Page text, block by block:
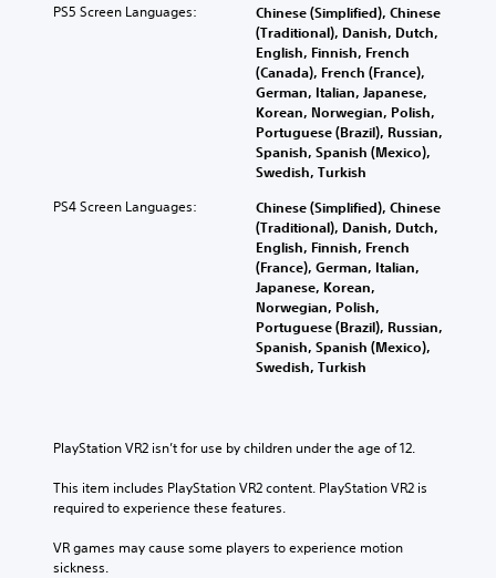
PS5 Screen Languages:
Chinese (Simplified), Chinese
(Traditional), Danish, Dutch,
English, Finnish, French
(Canada), French (France),
German, Italian, Japanese,
Korean, Norwegian, Polish,
Portuguese (Brazil), Russian,
Spanish, Spanish (Mexico),
Swedish, Turkish
PS4 Screen Languages:
Chinese (Simplified), Chinese
(Traditional), Danish, Dutch,
English, Finnish, French
(France), German, Italian,
Japanese, Korean,
Norwegian, Polish,
Portuguese (Brazil), Russian,
Spanish, Spanish (Mexico),
Swedish, Turkish
PlayStation VR2 isn’t for use by children under the age of 12.
This item includes PlayStation VR2 content. PlayStation VR2 is
required to experience these features.
VR games may cause some players to experience motion
sickness.